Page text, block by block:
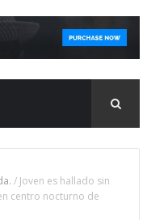
/ Joven es hallado sin
centro nocturno de